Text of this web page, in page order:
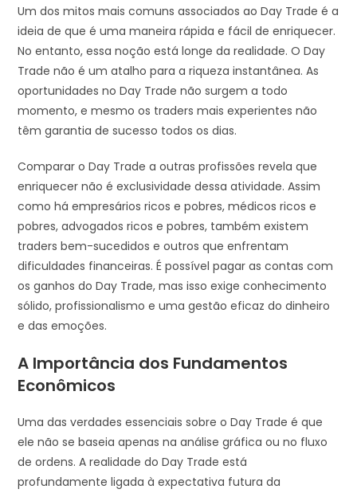
Um dos mitos mais comuns associados ao Day Trade é a
ideia de que é uma maneira rápida e fácil de enriquecer.
No entanto, essa noção está longe da realidade. O Day
Trade não é um atalho para a riqueza instantânea. As
oportunidades no Day Trade não surgem a todo
momento, e mesmo os traders mais experientes não
têm garantia de sucesso todos os dias.
Comparar o Day Trade a outras profissões revela que
enriquecer não é exclusividade dessa atividade. Assim
como há empresários ricos e pobres, médicos ricos e
pobres, advogados ricos e pobres, também existem
traders bem-sucedidos e outros que enfrentam
dificuldades financeiras. É possível pagar as contas com
os ganhos do Day Trade, mas isso exige conhecimento
sólido, profissionalismo e uma gestão eficaz do dinheiro
e das emoções.
A Importância dos Fundamentos
Econômicos
Uma das verdades essenciais sobre o Day Trade é que
ele não se baseia apenas na análise gráfica ou no fluxo
de ordens. A realidade do Day Trade está
profundamente ligada à expectativa futura da